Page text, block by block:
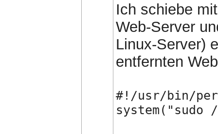
Ich schiebe
Web-Server
Linux-Server)
entfernten
#!/usr/bin/